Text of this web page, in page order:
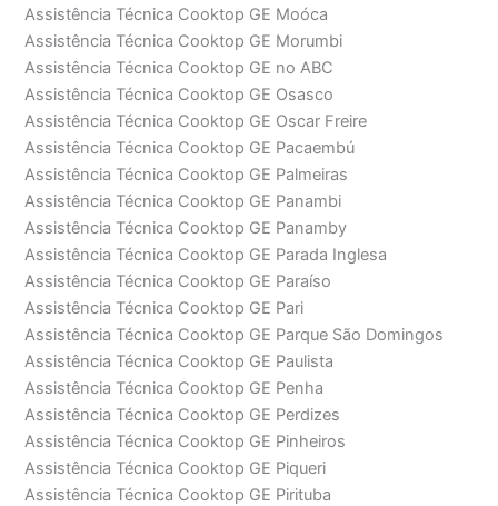
Assistência Técnica Cooktop GE Moóca
Assistência Técnica Cooktop GE Morumbi
Assistência Técnica Cooktop GE no ABC
Assistência Técnica Cooktop GE Osasco
Assistência Técnica Cooktop GE Oscar Freire
Assistência Técnica Cooktop GE Pacaembú
Assistência Técnica Cooktop GE Palmeiras
Assistência Técnica Cooktop GE Panambi
Assistência Técnica Cooktop GE Panamby
Assistência Técnica Cooktop GE Parada Inglesa
Assistência Técnica Cooktop GE Paraíso
Assistência Técnica Cooktop GE Pari
Assistência Técnica Cooktop GE Parque São Domingos
Assistência Técnica Cooktop GE Paulista
Assistência Técnica Cooktop GE Penha
Assistência Técnica Cooktop GE Perdizes
Assistência Técnica Cooktop GE Pinheiros
Assistência Técnica Cooktop GE Piqueri
Assistência Técnica Cooktop GE Pirituba